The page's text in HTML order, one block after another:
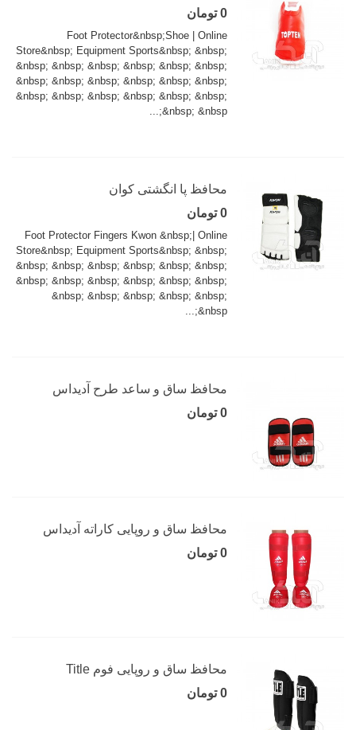
0 تومان
Foot Protector&nbsp;Shoe | Online
Store&nbsp; Equipment Sports&nbsp; &nbsp;
&nbsp; &nbsp; &nbsp; &nbsp; &nbsp; &nbsp;
&nbsp; &nbsp; &nbsp; &nbsp; &nbsp; &nbsp;
&nbsp; &nbsp; &nbsp; &nbsp; &nbsp; &nbsp;
&nbsp; &nbsp;...
محافظ پا انگشتی کوان
0 تومان
Foot Protector Fingers Kwon &nbsp;| Online
Store&nbsp; Equipment Sports&nbsp; &nbsp;
&nbsp; &nbsp; &nbsp; &nbsp; &nbsp; &nbsp;
&nbsp; &nbsp; &nbsp; &nbsp; &nbsp; &nbsp;
&nbsp; &nbsp; &nbsp; &nbsp; &nbsp;
&nbsp;...
محافظ ساق و ساعد طرح آدیداس
0 تومان
محافظ ساق و روپایی کاراته آدیداس
0 تومان
محافظ ساق و روپایی فوم Title
0 تومان